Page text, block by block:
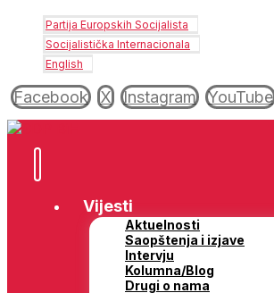
Partija Europskih Socijalista
Socijalistička Internacionala
English
Facebook X Instagram YouTube
Vijesti
Aktuelnosti
Saopštenja i izjave
Intervju
Kolumna/Blog
Drugi o nama